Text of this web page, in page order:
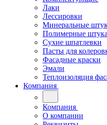
Лаки
Лессировки
Минеральные
Полимерные
Сухие шпатлевки
Пасты для
Фасадные краски
Эмали
Теплоизоляция
Компания
Компания
О компании